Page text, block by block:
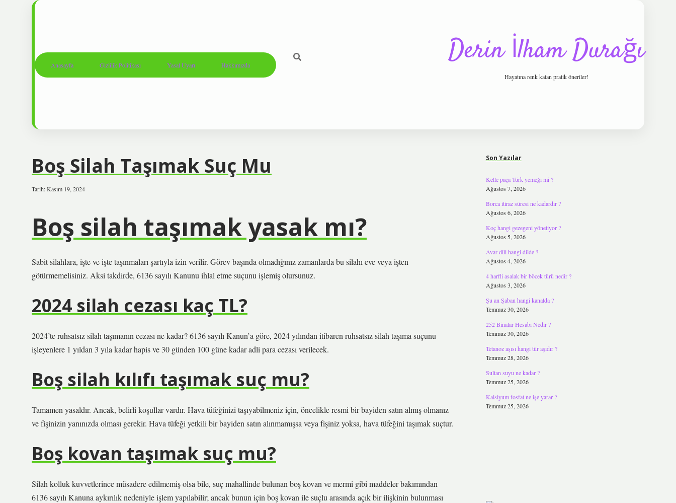
Anasayfa Gizlilik Politikası Yasal Uyarı Hakkımızda Derin İlham Durağı
Hayatına renk katan pratik öneriler!
Boş Silah Taşımak Suç Mu
Tarih: Kasım 19, 2024
Boş silah taşımak yasak mı?
Sabit silahlara, işte ve işte taşınmaları şartıyla izin verilir. Görev başında olmadığınız zamanlarda bu silahı eve veya işten
götürmemelisiniz. Aksi takdirde, 6136 sayılı Kanunu ihlal etme suçunu işlemiş olursunuz.
2024 silah cezası kaç TL?
2024’te ruhsatsız silah taşımanın cezası ne kadar? 6136 sayılı Kanun’a göre, 2024 yılından itibaren ruhsatsız silah taşıma suçunu
işleyenlere 1 yıldan 3 yıla kadar hapis ve 30 günden 100 güne kadar adli para cezası verilecek.
Boş silah kılıfı taşımak suç mu?
Tamamen yasaldır. Ancak, belirli koşullar vardır. Hava tüfeğinizi taşıyabilmeniz için, öncelikle resmi bir bayiden satın almış olmanız
ve fişinizin yanınızda olması gerekir. Hava tüfeği yetkili bir bayiden satın alınmamışsa veya fişiniz yoksa, hava tüfeğini taşımak suçtur.
Boş kovan taşımak suç mu?
Silah kolluk kuvvetlerince müsadere edilmemiş olsa bile, suç mahallinde bulunan boş kovan ve mermi gibi maddeler bakımından
6136 sayılı Kanuna aykırılık nedeniyle işlem yapılabilir; ancak bunun için boş kovan ile suçlu arasında açık bir ilişkinin bulunması
Son Yazılar
Kelle paça Türk yemeği mi ?
Ağustos 7, 2026
Borca itiraz süresi ne kadardır ?
Ağustos 6, 2026
Koç hangi gezegeni yönetiyor ?
Ağustos 5, 2026
Avar dili hangi dilde ?
Ağustos 4, 2026
4 harfli asalak bir böcek türü nedir ?
Ağustos 3, 2026
Şu an Şaban hangi kanalda ?
Temmuz 30, 2026
252 Binalar Hesabı Nedir ?
Temmuz 30, 2026
Tetanoz aşısı hangi tür aşıdır ?
Temmuz 28, 2026
Sultan suyu ne kadar ?
Temmuz 25, 2026
Kalsiyum fosfat ne işe yarar ?
Temmuz 25, 2026